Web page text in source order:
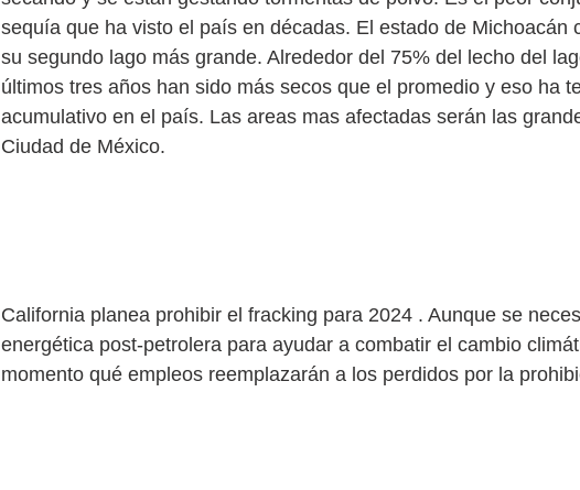
sequía que ha visto el país en décadas. El estado de Michoacán
su segundo lago más grande. Alrededor del 75% del lecho del
últimos tres años han sido más secos que el promedio y eso ha
acumulativo en el país. Las areas mas afectadas serán las
Ciudad de México.
California planea prohibir el fracking para 2024 . Aunque se
energética post-petrolera para ayudar a combatir el cambio
momento qué empleos reemplazarán a los perdidos por la